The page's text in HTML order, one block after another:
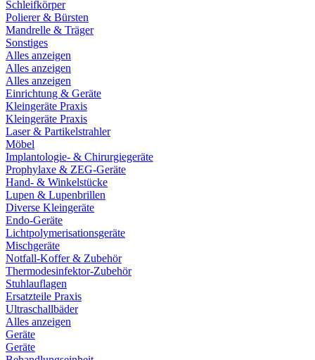
Schleifkörper
Polierer & Bürsten
Mandrelle & Träger
Sonstiges
Alles anzeigen
Alles anzeigen
Alles anzeigen
Einrichtung & Geräte
Kleingeräte Praxis
Kleingeräte Praxis
Laser & Partikelstrahler
Möbel
Implantologie- & Chirurgiegeräte
Prophylaxe & ZEG-Geräte
Hand- & Winkelstücke
Lupen & Lupenbrillen
Diverse Kleingeräte
Endo-Geräte
Lichtpolymerisationsgeräte
Mischgeräte
Notfall-Koffer & Zubehör
Thermodesinfektor-Zubehör
Stuhlauflagen
Ersatzteile Praxis
Ultraschallbäder
Alles anzeigen
Geräte
Geräte